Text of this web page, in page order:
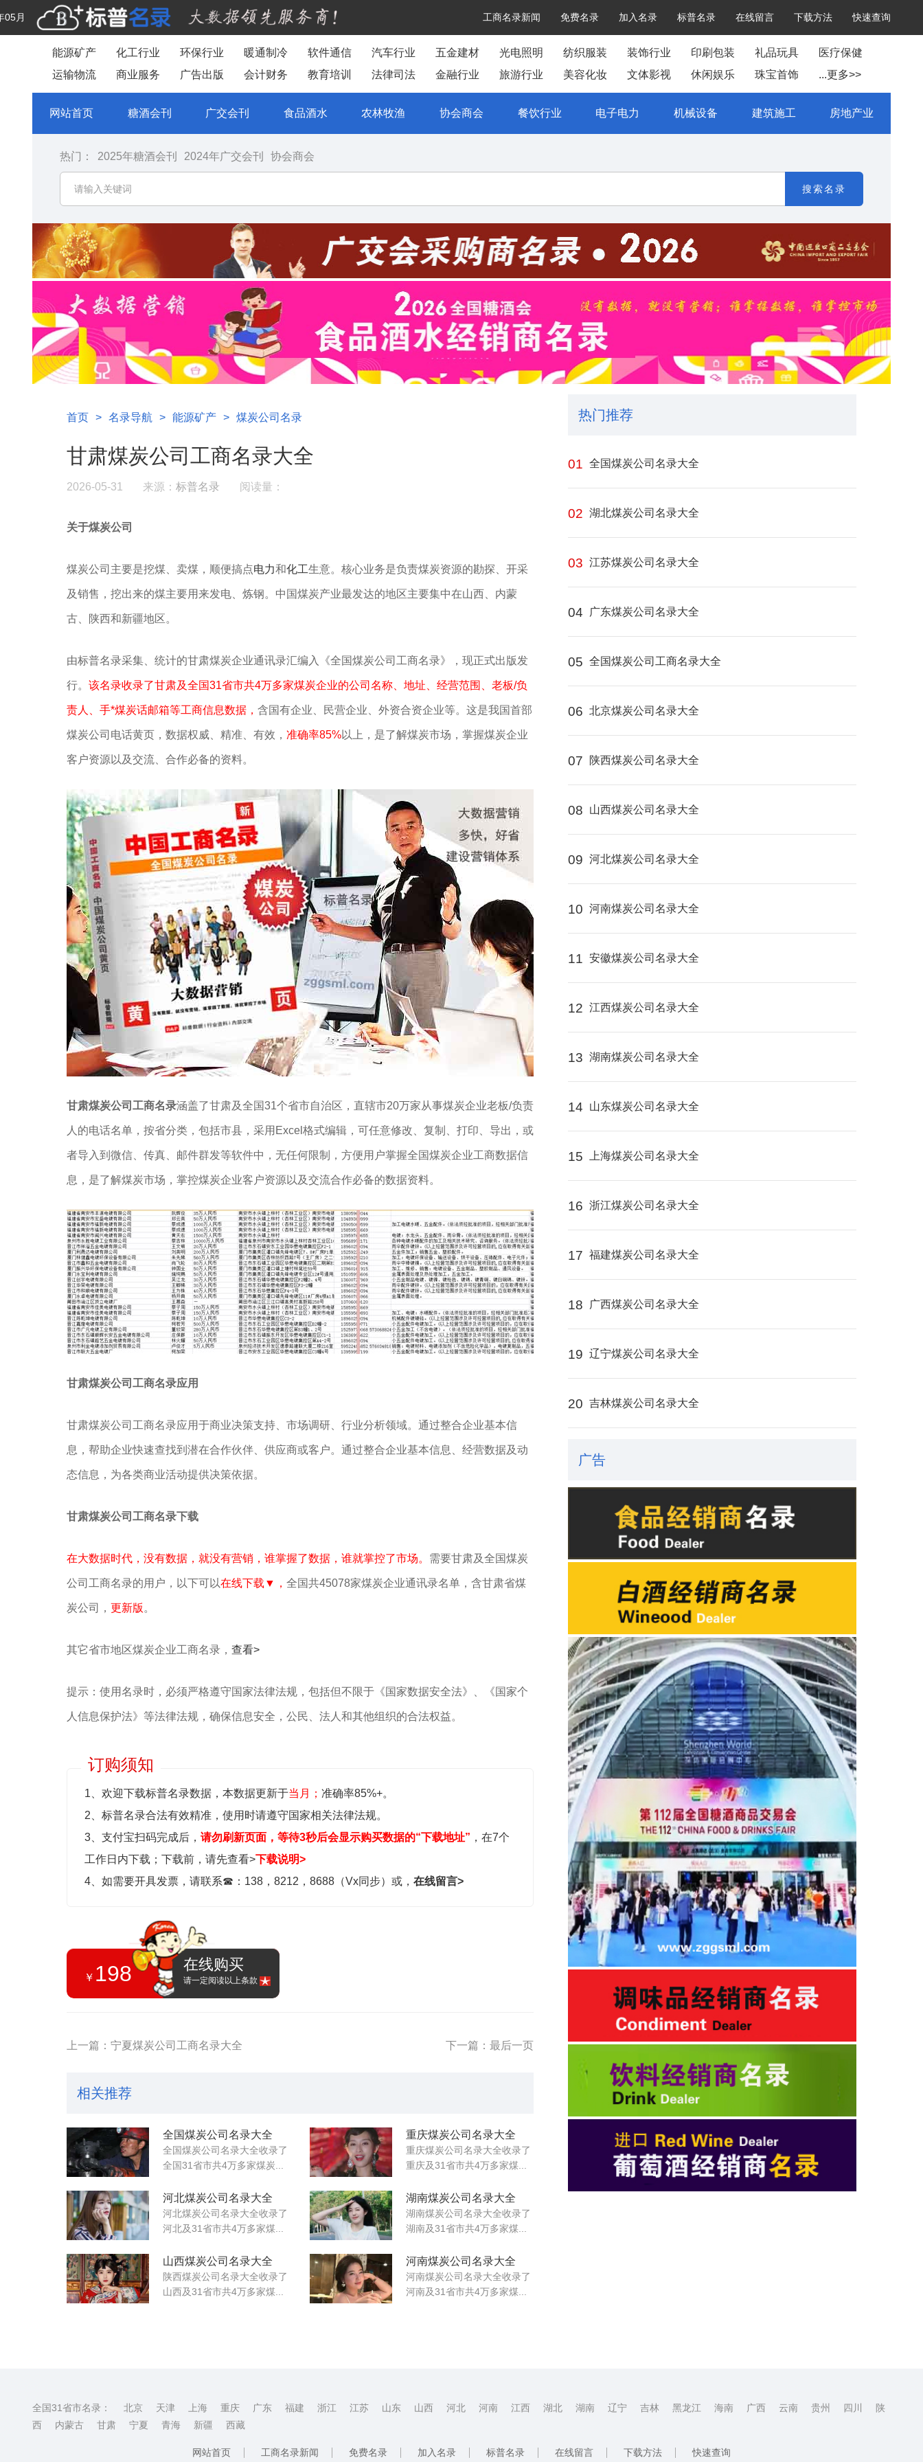
工商名录新闻 免费名录 加入名录 标普名录 在线留言 下载方法 快速查询
05月
能源矿产 化工行业 环保行业 暖通制冷 软件通信 汽车行业 五金建材 光电照明 纺织服装 装饰行业 印刷包装 礼品玩具
医疗保健
运输物流
商业服务 广告出版 会计财务 教育培训 法律司法 金融行业 旅游行业 美容化妆 文体影视 休闲娱乐 珠宝首饰 ...更多>>
网站首页 糖酒会刊 广交会刊 食品酒水 农林牧渔 协会商会 餐饮行业 电子电力 机械设备 建筑施工 房地产业
热门： 2025年糖酒会刊 2024年广交会刊 协会商会
搜索名录
首页 > 名录导航 > 能源矿产 > 煤炭公司名录
甘肃煤炭公司工商名录大全
2026-05-31 来源： 标普名录 阅读量：
关于煤炭公司
煤炭公司主要是挖煤、卖煤，顺便搞点电力和化工生意。核心业务是负责煤炭资源的勘探、开采
及销售，挖出来的煤主要用来发电、炼钢。中国煤炭产业最发达的地区主要集中在山西、内蒙
古、陕西和新疆地区。
由标普名录采集、统计的甘肃煤炭企业通讯录汇编入《全国煤炭公司工商名录》，现正式出版发
行。 该名录收录了甘肃及全国31省市共4万多家煤炭企业的公司名称、地址、经营范围、老板/负
责人、手*煤炭话邮箱等工商信息数据， 含国有企业、民营企业、外资合资企业等。这是我国首部
煤炭公司电话黄页，数据权威、精准、有效， 准确率85%以上，是了解煤炭市场，掌握煤炭企业
客户资源以及交流、合作必备的资料。
甘肃煤炭公司工商名录涵盖了甘肃及全国31个省市自治区，直辖市20万家从事煤炭企业老板/负责
人的电话名单，按省分类，包括市县，采用Excel格式编辑，可任意修改、复制、打印、导出，或
者导入到微信、传真、邮件群发等软件中，无任何限制，方便用户掌握全国煤炭企业工商数据信
息，是了解煤炭市场，掌控煤炭企业客户资源以及交流合作必备的数据资料。
甘肃煤炭公司工商名录应用
甘肃煤炭公司工商名录应用于商业决策支持、市场调研、行业分析领域。通过整合企业基本信
息，帮助企业快速查找到潜在合作伙伴、供应商或客户。通过整合企业基本信息、经营数据及动
态信息，为各类商业活动提供决策依据。
甘肃煤炭公司工商名录下载
在大数据时代，没有数据，就没有营销，谁掌握了数据，谁就掌控了市场。 需要甘肃及全国煤炭
公司工商名录的用户，以下可以在线下载▼， 全国共45078家煤炭企业通讯录名单，含甘肃省煤
炭公司， 更新版 。
其它省市地区煤炭企业工商名录， 查看>
提示：使用名录时，必须严格遵守国家法律法规，包括但不限于《国家数据安全法》、《国家个
人信息保护法》等‌法律法规，确保信息安全，公民、法人和其他组织的合法权益。
订购须知
1、欢迎下载标普名录数据，本数据更新于当月； 准确率85%+。
2、标普名录合法有效精准，使用时请遵守国家相关法律法规。
3、支付宝扫码完成后， 请勿刷新页面，等待3秒后会显示购买数据的“下载地址” ，在7个
工作日内下载； 下载前，请先查看>下载说明>
4、如需要开具发票，请联系☎ ：138，8212，8688（Vx同步）或， 在线留言>
￥ 198 在线购买
请一定阅读以上条款
上一篇：宁夏煤炭公司工商名录大全 下一篇：最后一页
相关推荐
全国煤炭公司名录大全
全国煤炭公司名录大全收录了
全国31省市共4万多家煤炭...
重庆煤炭公司名录大全
重庆煤炭公司名录大全收录了
重庆及31省市共4万多家煤...
河北煤炭公司名录大全
河北煤炭公司名录大全收录了
河北及31省市共4万多家煤...
湖南煤炭公司名录大全
湖南煤炭公司名录大全收录了
湖南及31省市共4万多家煤...
山西煤炭公司名录大全
陕西煤炭公司名录大全收录了
山西及31省市共4万多家煤...
河南煤炭公司名录大全
河南煤炭公司名录大全收录了
河南及31省市共4万多家煤...
热门推荐
01 全国煤炭公司名录大全
02 湖北煤炭公司名录大全
03 江苏煤炭公司名录大全
04 广东煤炭公司名录大全
05 全国煤炭公司工商名录大全
06 北京煤炭公司名录大全
07 陕西煤炭公司名录大全
08 山西煤炭公司名录大全
09 河北煤炭公司名录大全
10 河南煤炭公司名录大全
11 安徽煤炭公司名录大全
12 江西煤炭公司名录大全
13 湖南煤炭公司名录大全
14 山东煤炭公司名录大全
15 上海煤炭公司名录大全
16 浙江煤炭公司名录大全
17 福建煤炭公司名录大全
18 广西煤炭公司名录大全
19 辽宁煤炭公司名录大全
20 吉林煤炭公司名录大全
广告
全国31省市名录： 北京 天津 上海 重庆 广东 福建 浙江 江苏 山东 山西 河北 河南 江西 湖北 湖南 辽宁 吉林 黑龙江 海南 广西 云南 贵州 四川
陕
西
内蒙古 甘肃 宁夏 青海 新疆 西藏
网站首页 工商名录新闻 免费名录 加入名录 标普名录 在线留言 下载方法 快速查询